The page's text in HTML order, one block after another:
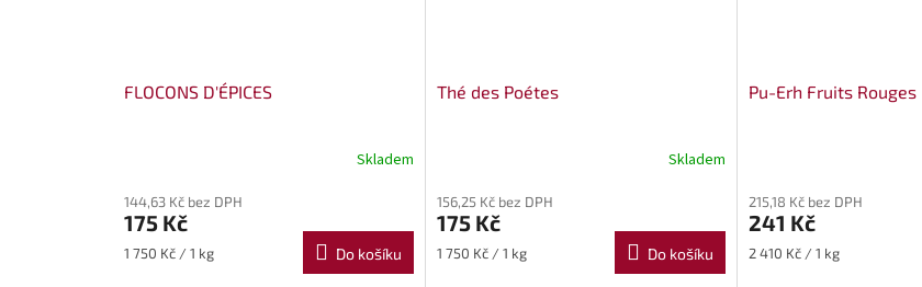
FLOCONS D'ÉPICES
Skladem
144,63 Kč bez DPH
175 Kč
Měrná
1 750 Kč / 1 kg Do košíku
Thé des Poétes
Skladem
156,25 Kč bez DPH
175 Kč
Měrná
1 750 Kč / 1 kg Do košíku
Pu-Erh Fruits Rouges
215,18 Kč bez DPH
241 Kč
Měrná
2 410 Kč / 1 kg